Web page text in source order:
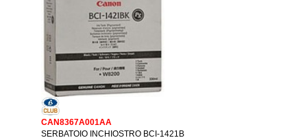
CAN8367A001AA
SERBATOIO INCHIOSTRO BCI-1421B